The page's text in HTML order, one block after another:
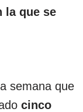
la que se
semana que
cinco